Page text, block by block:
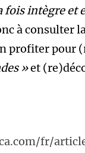
fois intègre et
à consulter
profiter pour
»et
fr/